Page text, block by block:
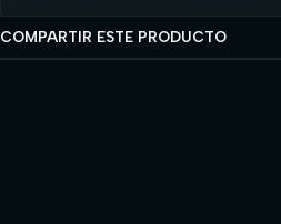
COMPARTIR ESTE PRODUCTO